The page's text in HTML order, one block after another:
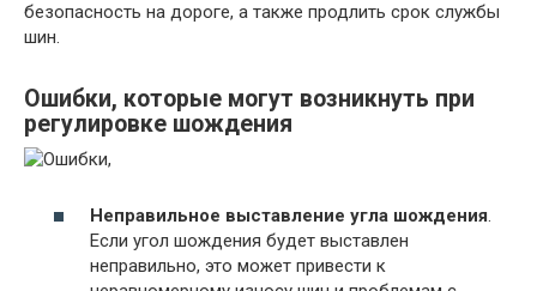
безопасность на дороге, а также продлить срок службы
шин.
Ошибки, которые могут возникнуть при
регулировке шождения
Неправильное выставление угла шождения.
Если угол шождения будет выставлен
неправильно, это может привести к